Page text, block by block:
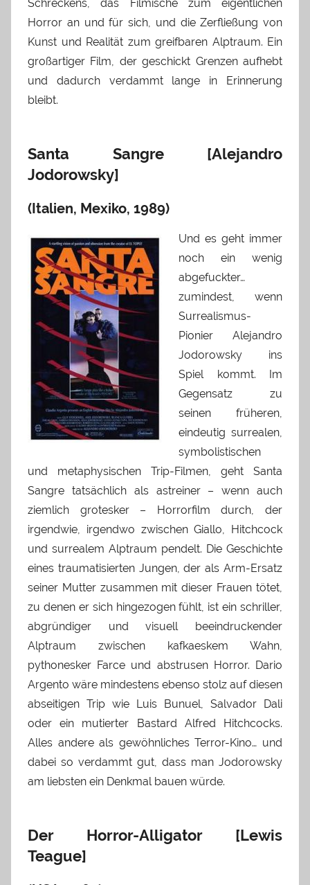
Schreckens, das Filmische zum eigentlichen
Horror an und für sich, und die Zerfließung von
Kunst und Realität zum greifbaren Alptraum. Ein
großartiger Film, der geschickt Grenzen aufhebt
und dadurch verdammt lange in Erinnerung
bleibt.
Santa Sangre [Alejandro
Jodorowsky]
(Italien, Mexiko, 1989)
Und es geht immer
noch ein wenig
abgefuckter…
zumindest, wenn
Surrealismus-
Pionier Alejandro
Jodorowsky ins
Spiel kommt. Im
Gegensatz zu
seinen früheren,
eindeutig surrealen,
symbolistischen
und metaphysischen Trip-Filmen, geht Santa
Sangre tatsächlich als astreiner – wenn auch
ziemlich grotesker – Horrorfilm durch, der
irgendwie, irgendwo zwischen Giallo, Hitchcock
und surrealem Alptraum pendelt. Die Geschichte
eines traumatisierten Jungen, der als Arm-Ersatz
seiner Mutter zusammen mit dieser Frauen tötet,
zu denen er sich hingezogen fühlt, ist ein schriller,
abgründiger und visuell beeindruckender
Alptraum zwischen kafkaeskem Wahn,
pythonesker Farce und abstrusen Horror. Dario
Argento wäre mindestens ebenso stolz auf diesen
abseitigen Trip wie Luis Bunuel, Salvador Dali
oder ein mutierter Bastard Alfred Hitchcocks.
Alles andere als gewöhnliches Terror-Kino… und
dabei so verdammt gut, dass man Jodorowsky
am liebsten ein Denkmal bauen würde.
Der Horror-Alligator [Lewis
Teague]